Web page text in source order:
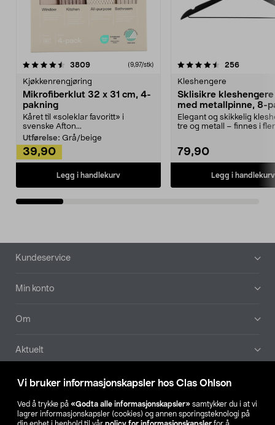
Vi bruker informasjonskapsler hos Clas Ohlson
Ved å trykke på «Godta alle informasjonskapsler» samtykker du i at vi
lagrer informasjonskapsler (cookies) og annen sporingsteknologi på
3809anmeldelser(9,97/stk)
Kjøkkenrengjøring
Mikrofiberklut 32 x 31 cm, 4-
pakning
Kåret til «soleklar favoritt» i
svenske Afton...
Utførelse: Grå/beige
39,90
Legg i handlekurv
4.5av 5 stjerner 256
Kleshengere
Sklisikre
med metallpinne, 8-
Elegant og skikkelig
tre og metall – finnes i
79,90
Legg i handlekurv
4.5av 5 stjerner
Bunntekst
Kundeservice
Min konto
Om
Aktuelt
Våre selskaper
Finn din butikk